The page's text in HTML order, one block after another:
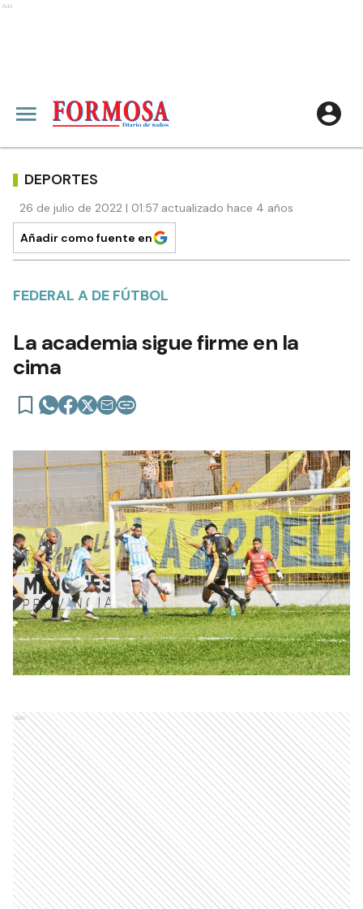
Ads
DEPORTES
26 de julio de 2022 | 01:57 actualizado hace 4 años
Añadir como fuente en
FEDERAL A DE FÚTBOL
La academia sigue firme en la
cima
Ads